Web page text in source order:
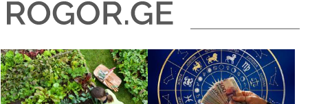
გადმოვასვენე... ბარამიძე კი
ტყუის"